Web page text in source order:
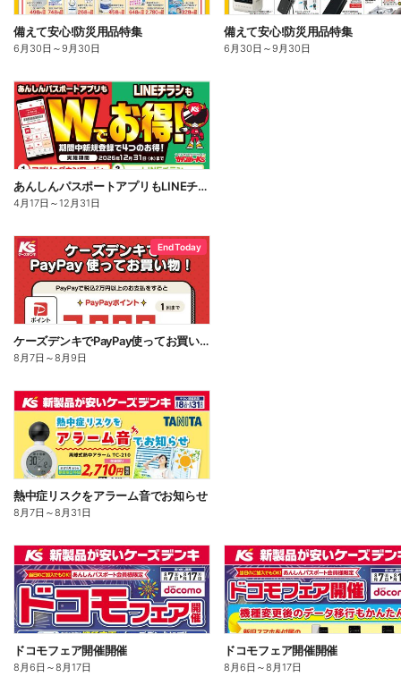
備えて安心!防災用品特集
6月30日 ～9月30日
備えて安心!防災用品特集
6月30日 ～9月30日
あんしんパスポートアプリもLINEチラシもWでお得!
4月17日 ～12月31日
End Today
ケーズデンキでPayPay使ってお買い物!
8月7日 ～8月9日
熱中症リスクをアラーム音でお知らせ
8月7日 ～8月31日
ドコモフェア開催開催
8月6日 ～8月17日
ドコモフェア開催開催
8月6日 ～8月17日